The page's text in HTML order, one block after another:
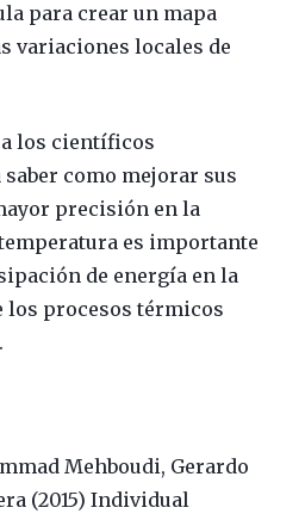
para crear un mapa
variaciones locales de
los científicos
como mejorar sus
precisión en la
es importante
de energía en la
los procesos térmicos
Mehboudi, Gerardo
(2015) Individual